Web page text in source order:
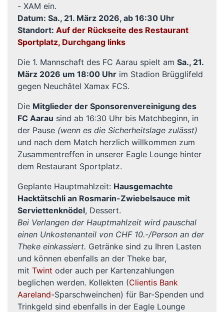
- XAM ein.
Datum: Sa., 21. März 2026, ab 16:30 Uhr
Standort: Auf der Rückseite des Restaurant
Sportplatz, Durchgang links
Die 1. Mannschaft des FC Aarau spielt am Sa., 21.
März 2026 um 18:00 Uhr im Stadion Brügglifeld
gegen Neuchâtel Xamax FCS.
Die Mitglieder der Sponsorenvereinigung des
FC Aarau sind ab 16:30 Uhr bis Matchbeginn, in
der Pause (wenn es die Sicherheitslage zulässt)
und nach dem Match herzlich willkommen zum
Zusammentreffen in unserer Eagle Lounge hinter
dem Restaurant Sportplatz.
Geplante Hauptmahlzeit: Hausgemachte
Hacktätschli an Rosmarin-Zwiebelsauce mit
Serviettenknödel, Dessert.
Bei Verlangen der Hauptmahlzeit wird pauschal
einen Unkostenanteil von CHF 10.-/Person an der
Theke einkassiert. Getränke sind zu Ihren Lasten
und können ebenfalls an der Theke bar,
mit Twint oder auch per Kartenzahlungen
beglichen werden. Kollekten (Clientis Bank
Aareland-Sparschweinchen) für Bar-Spenden und
Trinkgeld sind ebenfalls in der Eagle Lounge